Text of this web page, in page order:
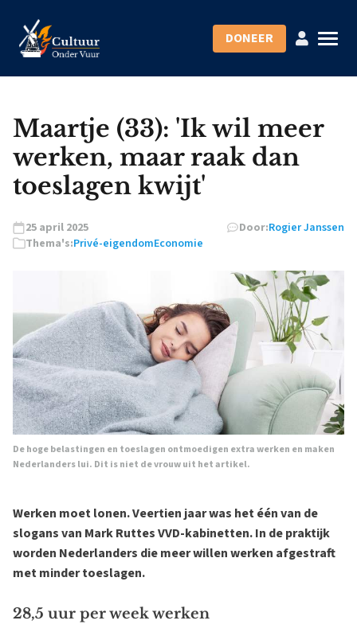
DONEER
Maartje (33): 'Ik wil meer
werken, maar raak dan
toeslagen kwijt'
25 april 2025 Door:Rogier Janssen
Thema's:Privé-eigendomEconomie
De hoge belastingen en toeslagen ontmoedigen extra werken en maken
Nederlanders lui. Dit is niet de vrouw uit het artikel.
Werken moet lonen. Veertien jaar was het één van de
slogans van Mark Ruttes VVD-kabinetten. In de praktijk
worden Nederlanders die meer willen werken afgestraft
met minder toeslagen.
28,5 uur per week werken